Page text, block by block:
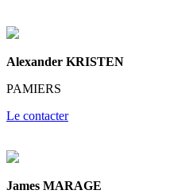
Alexander KRISTEN
PAMIERS
Le contacter
James MARAGE